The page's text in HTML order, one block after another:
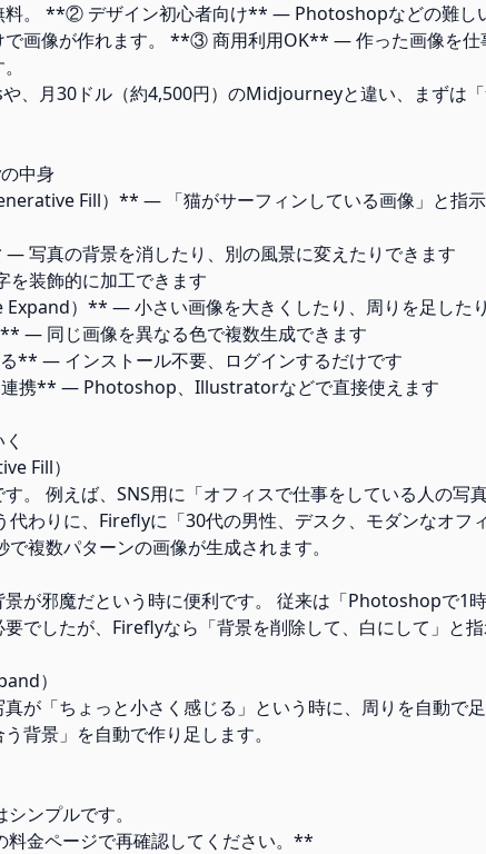
料。 **② デザイン初心者向け** — Photoshopなどの難し
で画像が作れます。 **③ 商用利用OK** — 作った画像を仕
、月30ドル（約4,500円）のMidjourneyと違い、まずは「
中身
Fill）** — 「猫がサーフィンしている画像」と指
写真の背景を消したり、別の風景に変えたりできます
装飾的に加工できます
）** — 小さい画像を大きくしたり、周りを足した
— 同じ画像を異なる色で複数生成できます
** — インストール不要、ログインするだけです
携** — Photoshop、Illustratorなどで直接使えます
Fill）
。 例えば、SNS用に「オフィスで仕事をしている人の写
代わりに、Fireflyに「30代の男性、デスク、モダンなオフ
複数パターンの画像が生成されます。
が邪魔だという時に便利です。 従来は「Photoshopで1
でしたが、Fireflyなら「背景を削除して、白にして」と指
）
が「ちょっと小さく感じる」という時に、周りを自動で
背景」を自動で作り足します。
ンプルです。
金ページで再確認してください。**